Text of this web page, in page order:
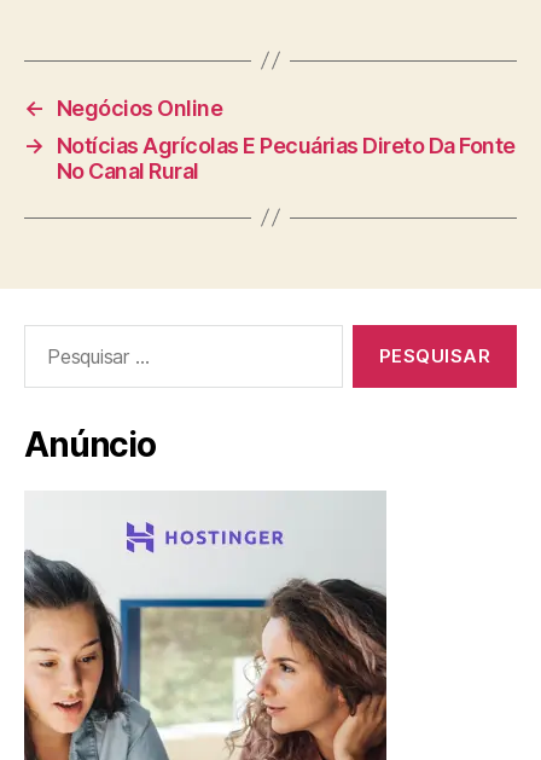
←
Negócios Online
→
Notícias Agrícolas E Pecuárias Direto Da Fonte
No Canal Rural
por:
Anúncio